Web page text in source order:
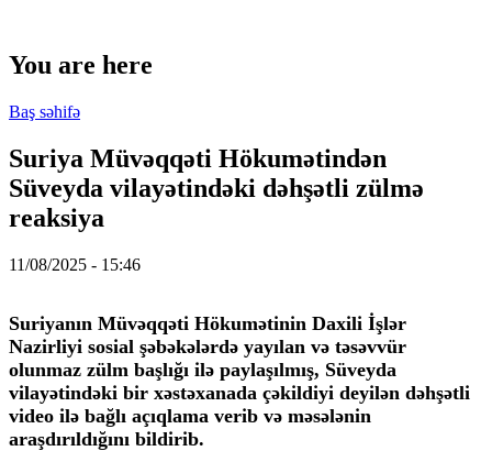
You are here
Baş səhifə
Suriya Müvəqqəti Hökumətindən
Süveyda vilayətindəki dəhşətli zülmə
reaksiya
11/08/2025 - 15:46
Suriyanın Müvəqqəti Hökumətinin Daxili İşlər
Nazirliyi sosial şəbəkələrdə yayılan və təsəvvür
olunmaz zülm başlığı ilə paylaşılmış, Süveyda
vilayətindəki bir xəstəxanada çəkildiyi deyilən dəhşətli
video ilə bağlı açıqlama verib və məsələnin
araşdırıldığını bildirib.